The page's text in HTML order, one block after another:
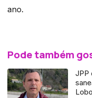
ano.
Pode também
JPP